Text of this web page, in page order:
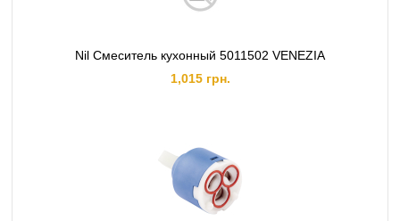
Nil Смеситель кухонный 5011502 VENEZIA
1,015 грн.